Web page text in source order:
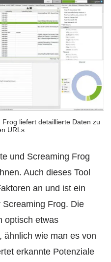
liefert detaillierte Daten zu
URLs.
und Screaming Frog
Auch dieses Tool
an und ist ein
Screaming Frog. Die
optisch etwas
ähnlich wie man es von
erkannte Potenziale